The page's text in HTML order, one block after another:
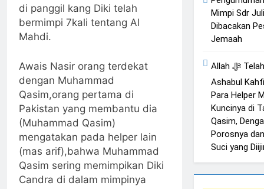
di panggil kang Diki telah
bermimpi 7kali tentang Al
Mahdi.
Awais Nasir orang terdekat
dengan Muhammad
Qasim,orang pertama di
Pakistan yang membantu dia
(Muhammad Qasim)
mengatakan pada helper lain
(mas arif),bahwa Muhammad
Qasim sering memimpikan Diki
Candra di dalam mimpinya
Mimpi Sdr
Dibacakan
Jemaah
Allah ﷻ Telah Menyiapkan “Gua
Ashabul
Para Helper
Kuncinya di
Qasim,
Porosnya
Suci yang